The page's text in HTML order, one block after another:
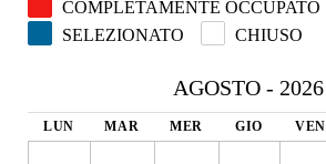
COMPLETAMENTE OCCUPATO
SELEZIONATO
CHIUSO
AGOSTO - 2026
LUN MAR MER GIO VEN